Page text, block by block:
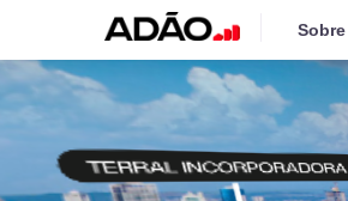
Sobre